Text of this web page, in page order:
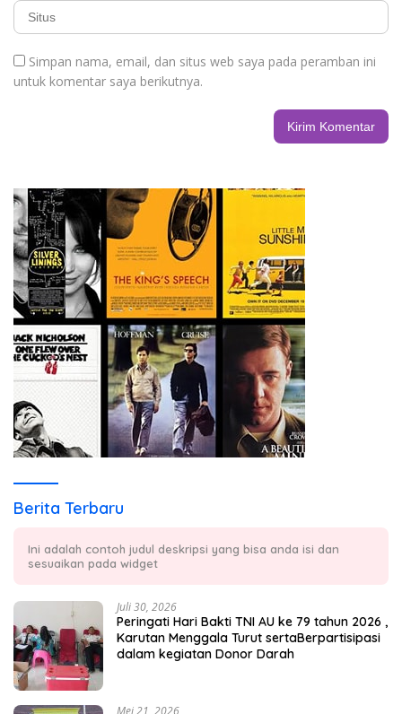
Simpan nama, email, dan situs web saya pada peramban ini
untuk komentar saya berikutnya.
Berita Terbaru
Ini adalah contoh judul deskripsi yang bisa anda isi dan
sesuaikan pada widget
Juli 30, 2026
Peringati Hari Bakti TNI AU ke 79 tahun 2026 ,
Karutan Menggala Turut sertaBerpartisipasi
dalam kegiatan Donor Darah
Mei 21, 2026